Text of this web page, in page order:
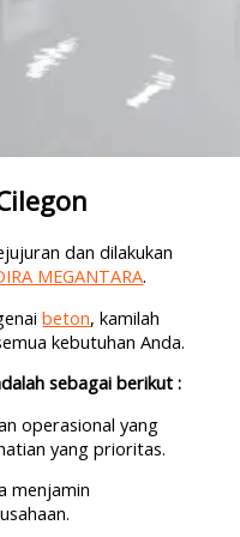
dan dilakukan
MEGANTARA.
beton, kamilah
kebutuhan Anda.
sebagai berikut :
operasional yang
yang prioritas.
menjamin